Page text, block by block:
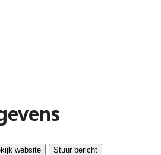
website Stuur bericht